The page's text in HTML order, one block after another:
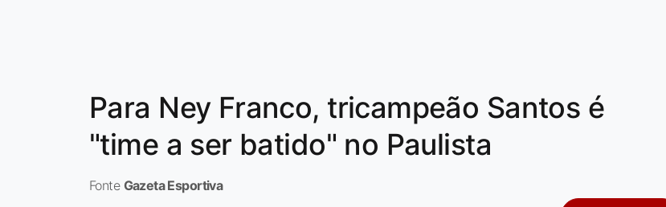
Para Ney Franco, tricampeão Santos é
"time a ser batido" no Paulista
Fonte Gazeta Esportiva